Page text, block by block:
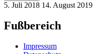
5. Juli 2018 14. August 2019
Fußbereich
Impressum